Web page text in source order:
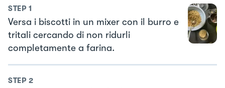
STEP 1
Versa i biscotti in un mixer con il burro e
tritali cercando di non ridurli
completamente a farina.
STEP 2